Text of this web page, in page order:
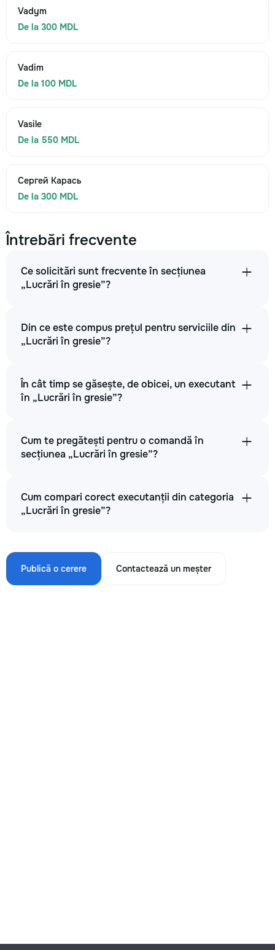
Vadym
De la 300 MDL
Vadim
De la 100 MDL
Vasile
De la 550 MDL
Сергей Карась
De la 300 MDL
Întrebări frecvente
Ce solicitări sunt frecvente în secțiunea
„Lucrări în gresie”?
Din ce este compus prețul pentru serviciile din
„Lucrări în gresie”?
În cât timp se găsește, de obicei, un executant
în „Lucrări în gresie”?
Cum te pregătești pentru o comandă în
secțiunea „Lucrări în gresie”?
Cum compari corect executanții din categoria
„Lucrări în gresie”?
Publică o cerere Contactează un meșter